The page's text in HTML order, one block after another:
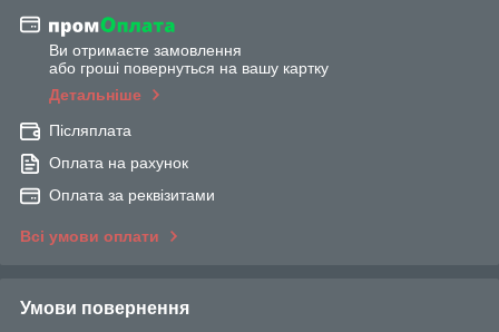
Ви отримаєте замовлення
або гроші повернуться на вашу картку
Детальніше
Післяплата
Оплата на рахунок
Оплата за реквізитами
Всі умови оплати
Умови повернення